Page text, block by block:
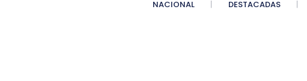
NACIONAL DESTACADAS